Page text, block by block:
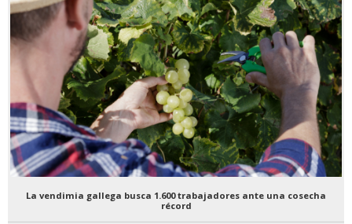
La vendimia gallega busca 1.600 trabajadores ante una cosecha
récord